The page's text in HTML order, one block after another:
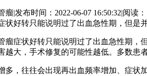
瘤|发布时间：2022-06-07 16:50:32|阅读：
状好转只能说明过了出血急性期，但是
症状好转只能说明过了出血急性期，但
越大，手术修复的可能性越低。多数患
，往往会出现再出血频率增加、症状加